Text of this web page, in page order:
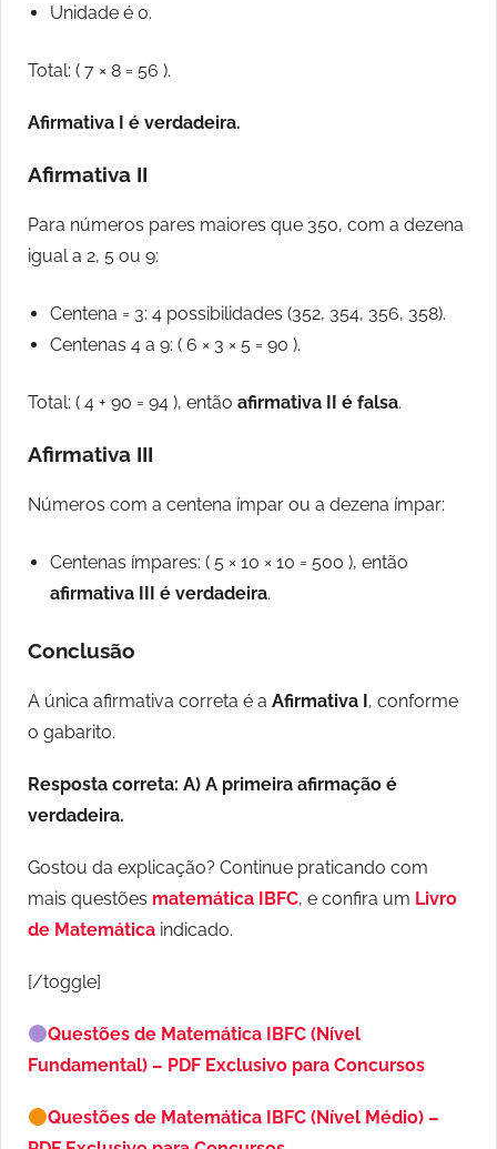
Unidade é 0.
Total: ( 7 × 8 = 56 ).
Afirmativa I é verdadeira.
Afirmativa II
Para números pares maiores que 350, com a dezena
igual a 2, 5 ou 9:
Centena = 3: 4 possibilidades (352, 354, 356, 358).
Centenas 4 a 9: ( 6 × 3 × 5 = 90 ).
Total: ( 4 + 90 = 94 ), então afirmativa II é falsa.
Afirmativa III
Números com a centena ímpar ou a dezena ímpar:
Centenas ímpares: ( 5 × 10 × 10 = 500 ), então
afirmativa III é verdadeira.
Conclusão
A única afirmativa correta é a Afirmativa I , conforme
o gabarito.
Resposta correta: A) A primeira afirmação é
verdadeira.
Gostou da explicação? Continue praticando com
mais questões matemática IBFC, e confira um Livro
de Matemática indicado.
[/toggle]
Questões de Matemática IBFC (Nível
Fundamental) – PDF Exclusivo para Concursos
Questões de Matemática IBFC (Nível Médio) –